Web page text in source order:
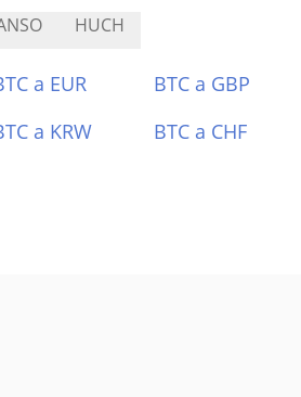
HUCH
a EUR BTC a GBP
a KRW BTC a CHF